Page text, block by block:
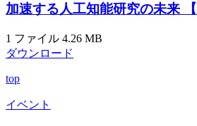
加速する人工知能研究の未来
1 ファイル 4.26 MB
ダウンロード
top
イベント